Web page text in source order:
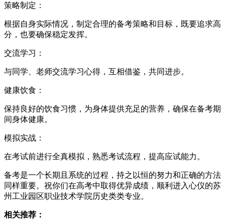
策略制定：
根据自身实际情况，制定合理的备考策略和目标，既要追求高
分，也要确保稳定发挥。
交流学习：
与同学、老师交流学习心得，互相借鉴，共同进步。
健康饮食：
保持良好的饮食习惯，为身体提供充足的营养，确保在备考期
间身体健康。
模拟实战：
在考试前进行全真模拟，熟悉考试流程，提高应试能力。
备考是一个长期且系统的过程，持之以恒的努力和正确的方法
同样重要。祝你们在高考中取得优异成绩，顺利进入心仪的苏
州工业园区职业技术学院历史类类专业。
相关推荐：